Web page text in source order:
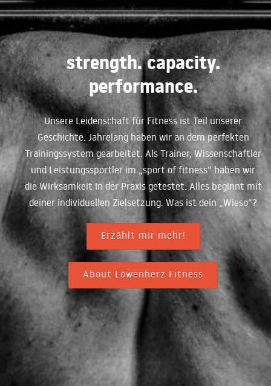
strength. capacity.
performance.
Unsere Leidenschaft für Fitness ist Teil unserer
Geschichte. Jahrelang haben wir an dem perfekten
Trainingssystem gearbeitet. Als Trainer, Wissenschaftler
und Leistungssportler im „sport of fitness“ haben wir
die Wirksamkeit in der Praxis getestet. Alles beginnt mit
deiner individuellen Zielsetzung. Was ist dein „Wieso“?
Erzählt mir mehr!
About Löwenherz Fitness